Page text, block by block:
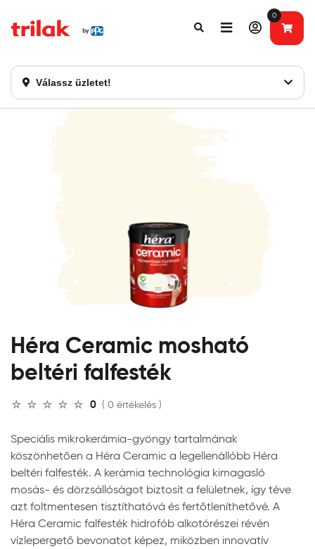
Válassz üzletet!
0
Fontos tájékoztatás!
Héra Ceramic mosható
beltéri falfesték
0 ( 0 értékelés )
Speciális mikrokerámia-gyöngy tartalmának
köszönhetően a Héra Ceramic a legellenállóbb Héra
beltéri falfesték. A kerámia technológia kimagasló
mosás- és dörzsállóságot biztosít a felületnek, így téve
azt foltmentesen tisztíthatóvá és fertőtleníthetővé. A
Héra Ceramic falfesték hidrofób alkotórészei révén
vízlepergető bevonatot képez, miközben innovatív